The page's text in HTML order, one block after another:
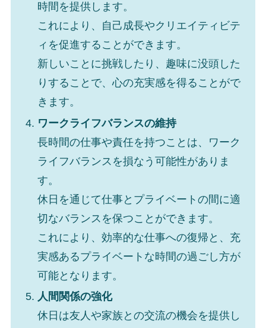
時間を提供します。
これにより、自己成長やクリエイティビテ
ィを促進することができます。
新しいことに挑戦したり、趣味に没頭した
りすることで、心の充実感を得ることがで
きます。
ワークライフバランスの維持
長時間の仕事や責任を持つことは、ワーク
ライフバランスを損なう可能性がありま
す。
休日を通じて仕事とプライベートの間に適
切なバランスを保つことができます。
これにより、効率的な仕事への復帰と、充
実感あるプライベートな時間の過ごし方が
可能となります。
人間関係の強化
休日は友人や家族との交流の機会を提供し